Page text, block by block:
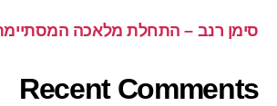
סימן רנב – התחלת מלאכה
Recent Comments